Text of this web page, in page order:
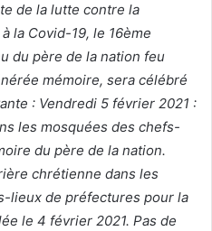
de la lutte contre la
la Covid-19, le 16ème
du père de la nation feu
mémoire, sera célébré
: Vendredi 5 février 2021 :
les mosquées des chefs-
du père de la nation.
chrétienne dans les
lieux de préfectures pour la
le 4 février 2021. Pas de